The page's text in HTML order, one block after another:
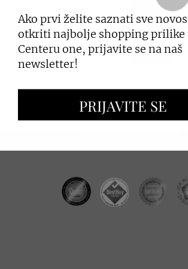
PRIJAVI SE
ZAKUP PROSTORA
OGLAŠAVANJE I
Ako prvi želite saznati sve
otkriti najbolje shopping prilike
Centeru one, prijavite se na naš
newsletter!
PRIJAVITE SE